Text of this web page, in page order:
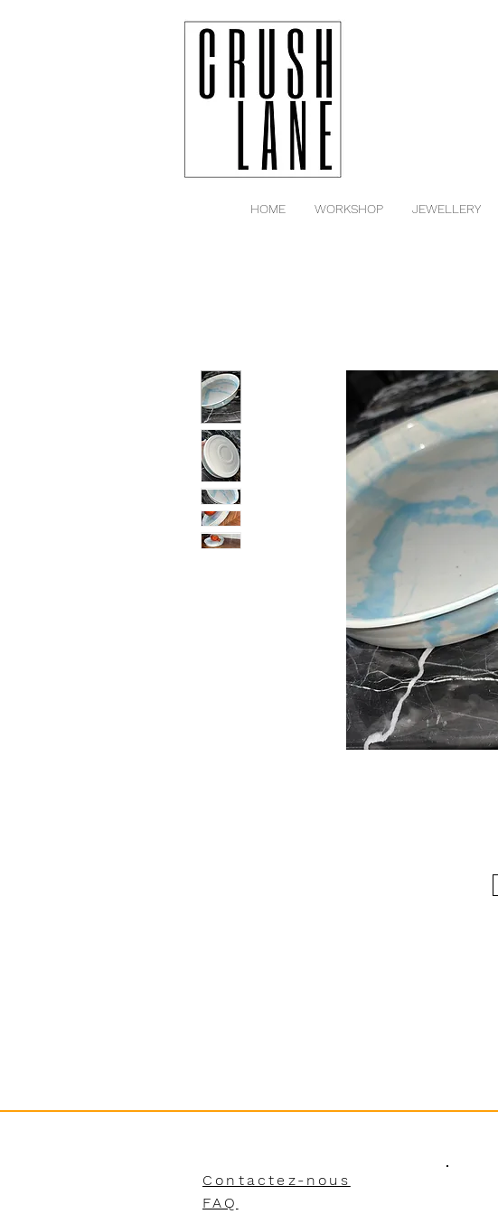
HOME WORKSHOP JEWELLERY
Contactez-nous
FAQ